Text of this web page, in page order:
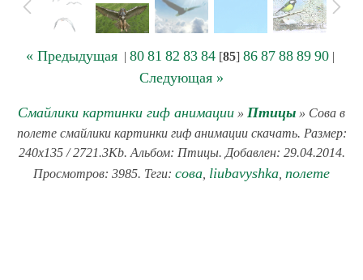
« Предыдущая| 80 81 82 83 84[85] 86 87 88 89 90|
Следующая »
Смайлики картинки гиф анимации » Птицы » Сова в
полете смайлики картинки гиф анимации скачать. Размер:
240x135 / 2721.3Kb. Альбом: Птицы. Добавлен: 29.04.2014.
Просмотров: 3985. Теги: сова liubavyshka полете